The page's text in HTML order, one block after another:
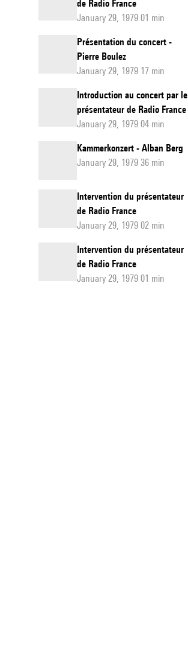
de Radio France
January 29, 1979 01 min
Présentation du concert -
Pierre Boulez
January 29, 1979 17 min
Introduction au concert par le
présentateur de Radio France
January 29, 1979 04 min
Kammerkonzert - Alban Berg
January 29, 1979 36 min
Intervention du présentateur
de Radio France
January 29, 1979 02 min
Intervention du présentateur
de Radio France
January 29, 1979 01 min